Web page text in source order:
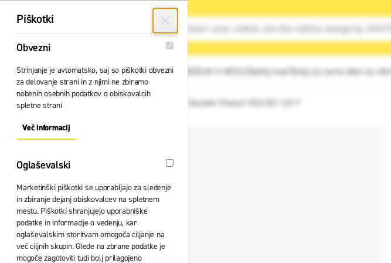
GLAVNI MENI Vsi izdelki IZDELKI V AKCIJI Zadnji kosi Tečaji za varno delo na višini
Nazaj Samopovratni sistem Skylotec Peanut HSG-021-2,5-7
Piškotki
Obvezni Obvezni
Strinjanje je avtomatsko, saj so piškotki obvezni
za delovanje strani in z njimi ne zbiramo
nobenih osebnih podatkov o obiskovalcih
spletne strani
Več informacijAbout "Obvezni" Cookie Group
Oglaševalski Oglaševalski
Marketinški piškotki se uporabljajo za sledenje
in zbiranje dejanj obiskovalcev na spletnem
mestu. Piškotki shranjujejo uporabniške
podatke in informacije o vedenju, kar
oglaševalskim storitvam omogoča ciljanje na
več ciljnih skupin. Glede na zbrane podatke je
mogoče zagotoviti tudi bolj prilagojeno